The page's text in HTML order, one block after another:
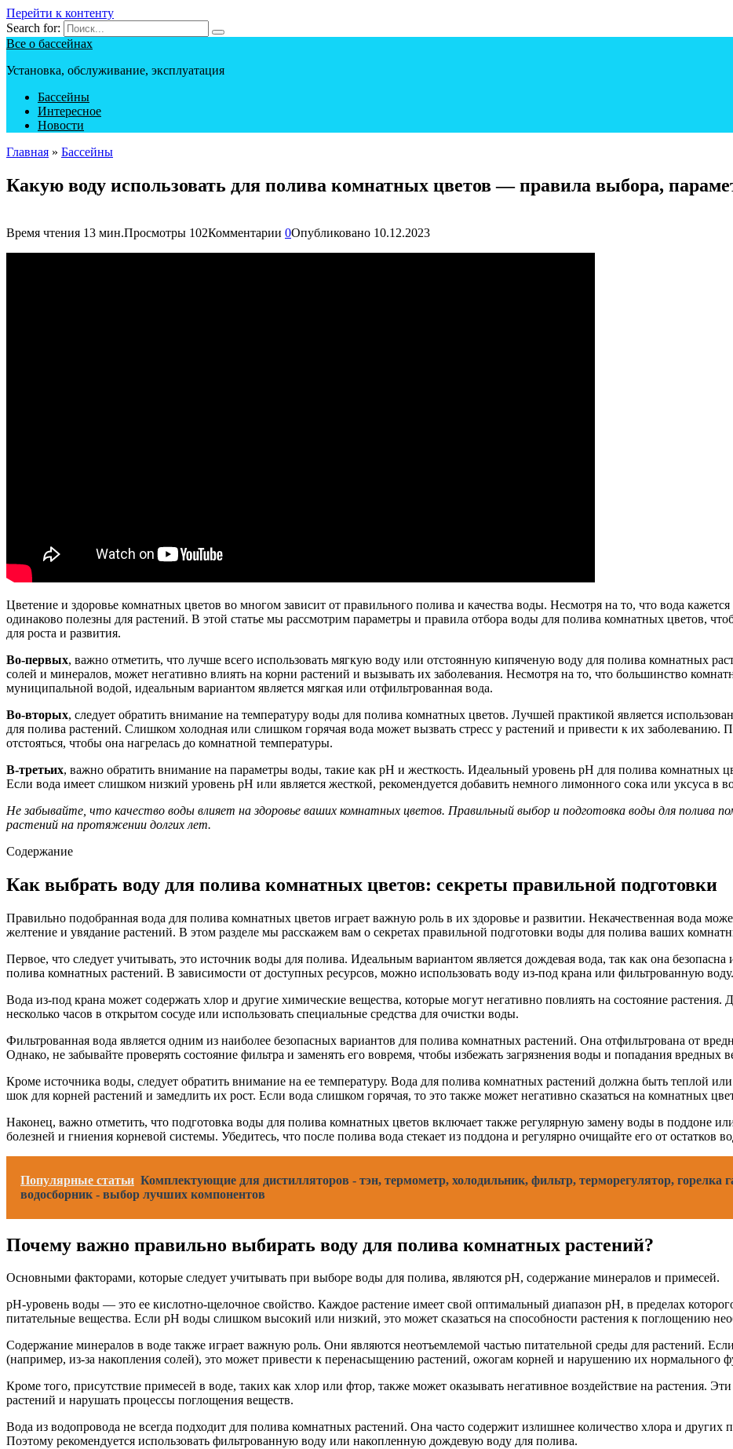
Перейти к контенту
Search for:
Все о бассейнах
Установка, обслуживание, эксплуатация
Бассейны
Интересное
Новости
Главная » Бассейны
Какую воду использовать для полива комнатных цветов — правила выбора,
Время чтения 13 мин.Просмотры 102Комментарии 0Опубликовано 10.12.2023
Цветение и здоровье комнатных цветов во многом зависит от правильного полива и качества воды. Несмотря на то, что вода
одинаково полезны для растений. В этой статье мы рассмотрим параметры и правила отбора воды для полива комнатных цветов,
для роста и развития.
Во-первых, важно отметить, что лучше всего использовать мягкую воду или отстоянную кипяченую воду для полива комнатных
солей и минералов, может негативно влиять на корни растений и вызывать их заболевания. Несмотря на то, что большинство
муниципальной водой, идеальным вариантом является мягкая или отфильтрованная вода.
Во-вторых, следует обратить внимание на температуру воды для полива комнатных цветов. Лучшей практикой является
для полива растений. Слишком холодная или слишком горячая вода может вызвать стресс у растений и привести к их заболеванию.
отстояться, чтобы она нагрелась до комнатной температуры.
В-третьих, важно обратить внимание на параметры воды, такие как рН и жесткость. Идеальный уровень рН для полива комнатных
Если вода имеет слишком низкий уровень рН или является жесткой, рекомендуется добавить немного лимонного сока или уксуса в
Не забывайте, что качество воды влияет на здоровье ваших комнатных цветов. Правильный выбор и подготовка воды для полива
растений на протяжении долгих лет.
Содержание
Как выбрать воду для полива комнатных цветов: секреты правильной подготовки
Правильно подобранная вода для полива комнатных цветов играет важную роль в их здоровье и развитии. Некачественная вода
желтение и увядание растений. В этом разделе мы расскажем вам о секретах правильной подготовки воды для полива ваших
Первое, что следует учитывать, это источник воды для полива. Идеальным вариантом является дождевая вода, так как она безопасна
полива комнатных растений. В зависимости от доступных ресурсов, можно использовать воду из-под крана или фильтрованную воду.
Вода из-под крана может содержать хлор и другие химические вещества, которые могут негативно повлиять на состояние растения.
несколько часов в открытом сосуде или использовать специальные средства для очистки воды.
Фильтрованная вода является одним из наиболее безопасных вариантов для полива комнатных растений. Она отфильтрована от
Однако, не забывайте проверять состояние фильтра и заменять его вовремя, чтобы избежать загрязнения воды и попадания вредных
Кроме источника воды, следует обратить внимание на ее температуру. Вода для полива комнатных растений должна быть теплой
шок для корней растений и замедлить их рост. Если вода слишком горячая, то это также может негативно сказаться на комнатных
Наконец, важно отметить, что подготовка воды для полива комнатных цветов включает также регулярную замену воды в поддоне
болезней и гниения корневой системы. Убедитесь, что после полива вода стекает из поддона и регулярно очищайте его от остатков
Популярные статьи Комплектующие для дистилляторов - тэн, термометр, холодильник, фильтр, терморегулятор, горелка
водосборник - выбор лучших компонентов
Почему важно правильно выбирать воду для полива комнатных растений?
Основными факторами, которые следует учитывать при выборе воды для полива, являются pH, содержание минералов и примесей.
pH-уровень воды — это ее кислотно-щелочное свойство. Каждое растение имеет свой оптимальный диапазон pH, в пределах
питательные вещества. Если pH воды слишком высокий или низкий, это может сказаться на способности растения к поглощению
Содержание минералов в воде также играет важную роль. Они являются неотъемлемой частью питательной среды для растений.
(например, из-за накопления солей), это может привести к перенасыщению растений, ожогам корней и нарушению их нормального
Кроме того, присутствие примесей в воде, таких как хлор или фтор, также может оказывать негативное воздействие на растения.
растений и нарушать процессы поглощения веществ.
Вода из водопровода не всегда подходит для полива комнатных растений. Она часто содержит излишнее количество хлора и других
Поэтому рекомендуется использовать фильтрованную воду или накопленную дождевую воду для полива.